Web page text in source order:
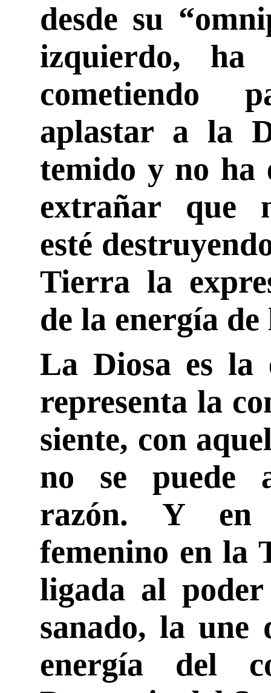
desde su
izquierdo, ha
cometiendo
aplastar a la
temido y no ha
extrañar que
esté
Tierra la
de la energía de
La Diosa es la
representa la
siente, con
no se puede
razón. Y en
femenino en la
ligada al
sanado, la une
energía del